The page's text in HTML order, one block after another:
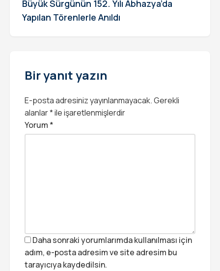
Büyük Sürgünün 152. Yılı Abhazya’da
Yapılan Törenlerle Anıldı
Bir yanıt yazın
E-posta adresiniz yayınlanmayacak.Gerekli
alanlar*ile işaretlenmişlerdir
Yorum *
Daha sonraki yorumlarımda kullanılması için
adım, e-posta adresim ve site adresim bu
tarayıcıya kaydedilsin.